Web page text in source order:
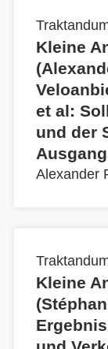
Kleine
et al:
und der
Alexander
Kleine